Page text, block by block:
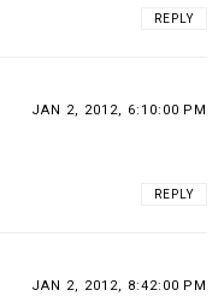
REPLY
JAN 2, 2012, 6:10:00 PM
REPLY
JAN 2, 2012, 8:42:00 PM